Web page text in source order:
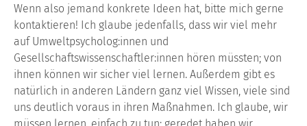
Wenn also jemand konkrete Ideen hat, bitte mich gerne
kontaktieren! Ich glaube jedenfalls, dass wir viel mehr
auf Umweltpsycholog:innen und
Gesellschaftswissenschaftler:innen hören müssten; von
ihnen können wir sicher viel lernen. Außerdem gibt es
natürlich in anderen Ländern ganz viel Wissen, viele sind
uns deutlich voraus in ihren Maßnahmen. Ich glaube, wir